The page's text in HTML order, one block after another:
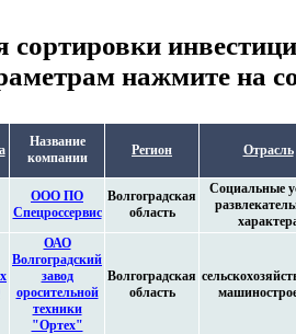
сортировки
нажмите на
Название
компании
Регион Отрасль
ООО ПО
Спецроссервис
Волгоградская
область
Социальные
ОАО
Волгоградский
завод
оросительной
техники
"Ортех"
Волгоградская
область